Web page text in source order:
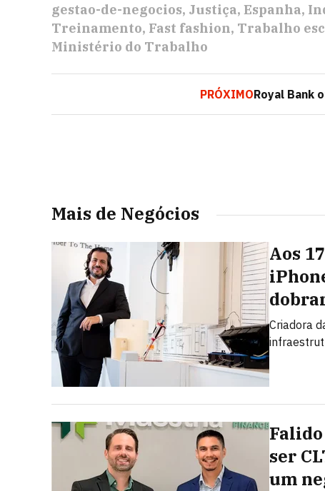
gestao-de-negocios Justiça Espanha
Treinamento Fast fashion Trabalho
Ministério do Trabalho
PRÓXIMORoyal Bank
Mais de Negócios
Aos
Criadora
ser
um